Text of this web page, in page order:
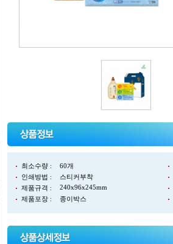
최소수량 :
60개
인쇄방법 :
스티커부착
제품규격 :
240x96x245mm
제품포장 :
종이박스